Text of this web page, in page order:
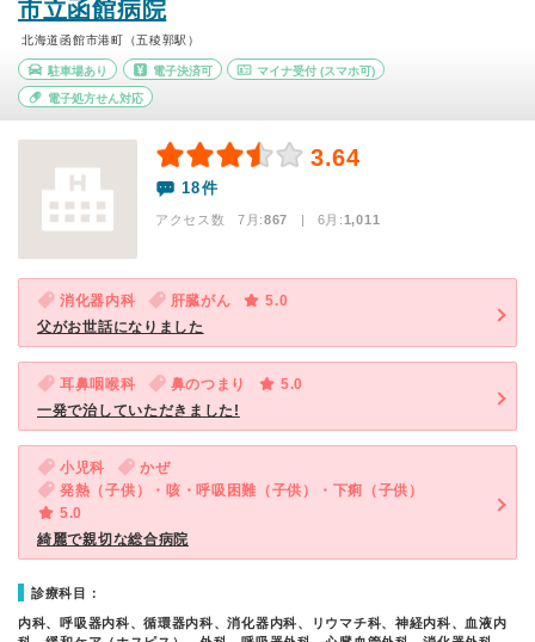
市立函館病院
北海道函館市港町（五稜郭駅）
駐車場あり 電子決済可 マイナ受付 (スマホ可)
電子処方せん対応
3.64
18件
アクセス数 7月:867 | 6月:1,011
消化器内科 肝臓がん
5.0
父がお世話になりました
耳鼻咽喉科 鼻のつまり
5.0
一発で治していただきました!
小児科
かぜ
発熱（子供）・咳・呼吸困難（子供）・下痢（子供）
5.0
綺麗で親切な総合病院
診療科目：
内科、呼吸器内科、循環器内科、消化器内科、リウマチ科、神経内科、血液内